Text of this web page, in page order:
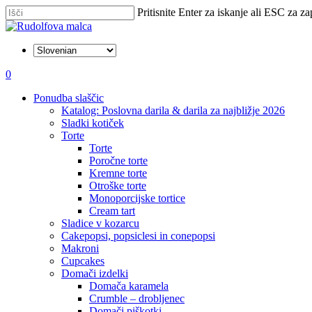
Skip
to
content
Pritisnite Enter za iskanje ali ESC za
Zapri
išči
account
0
Ponudba slaščic
Katalog: Poslovna darila & darila za najbližje 2026
Sladki kotiček
Torte
Torte
Poročne torte
Kremne torte
Otroške torte
Monoporcijske tortice
Cream tart
Sladice v kozarcu
Cakepopsi, popsiclesi in conepopsi
Makroni
Cupcakes
Domači izdelki
Domača karamela
Crumble – drobljenec